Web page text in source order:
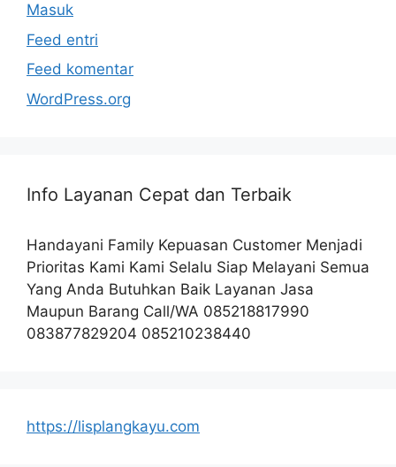
Masuk
Feed entri
Feed komentar
WordPress.org
Info Layanan Cepat dan Terbaik
Handayani Family Kepuasan Customer Menjadi
Prioritas Kami Kami Selalu Siap Melayani Semua
Yang Anda Butuhkan Baik Layanan Jasa
Maupun Barang Call/WA 085218817990
083877829204 085210238440
https://lisplangkayu.com